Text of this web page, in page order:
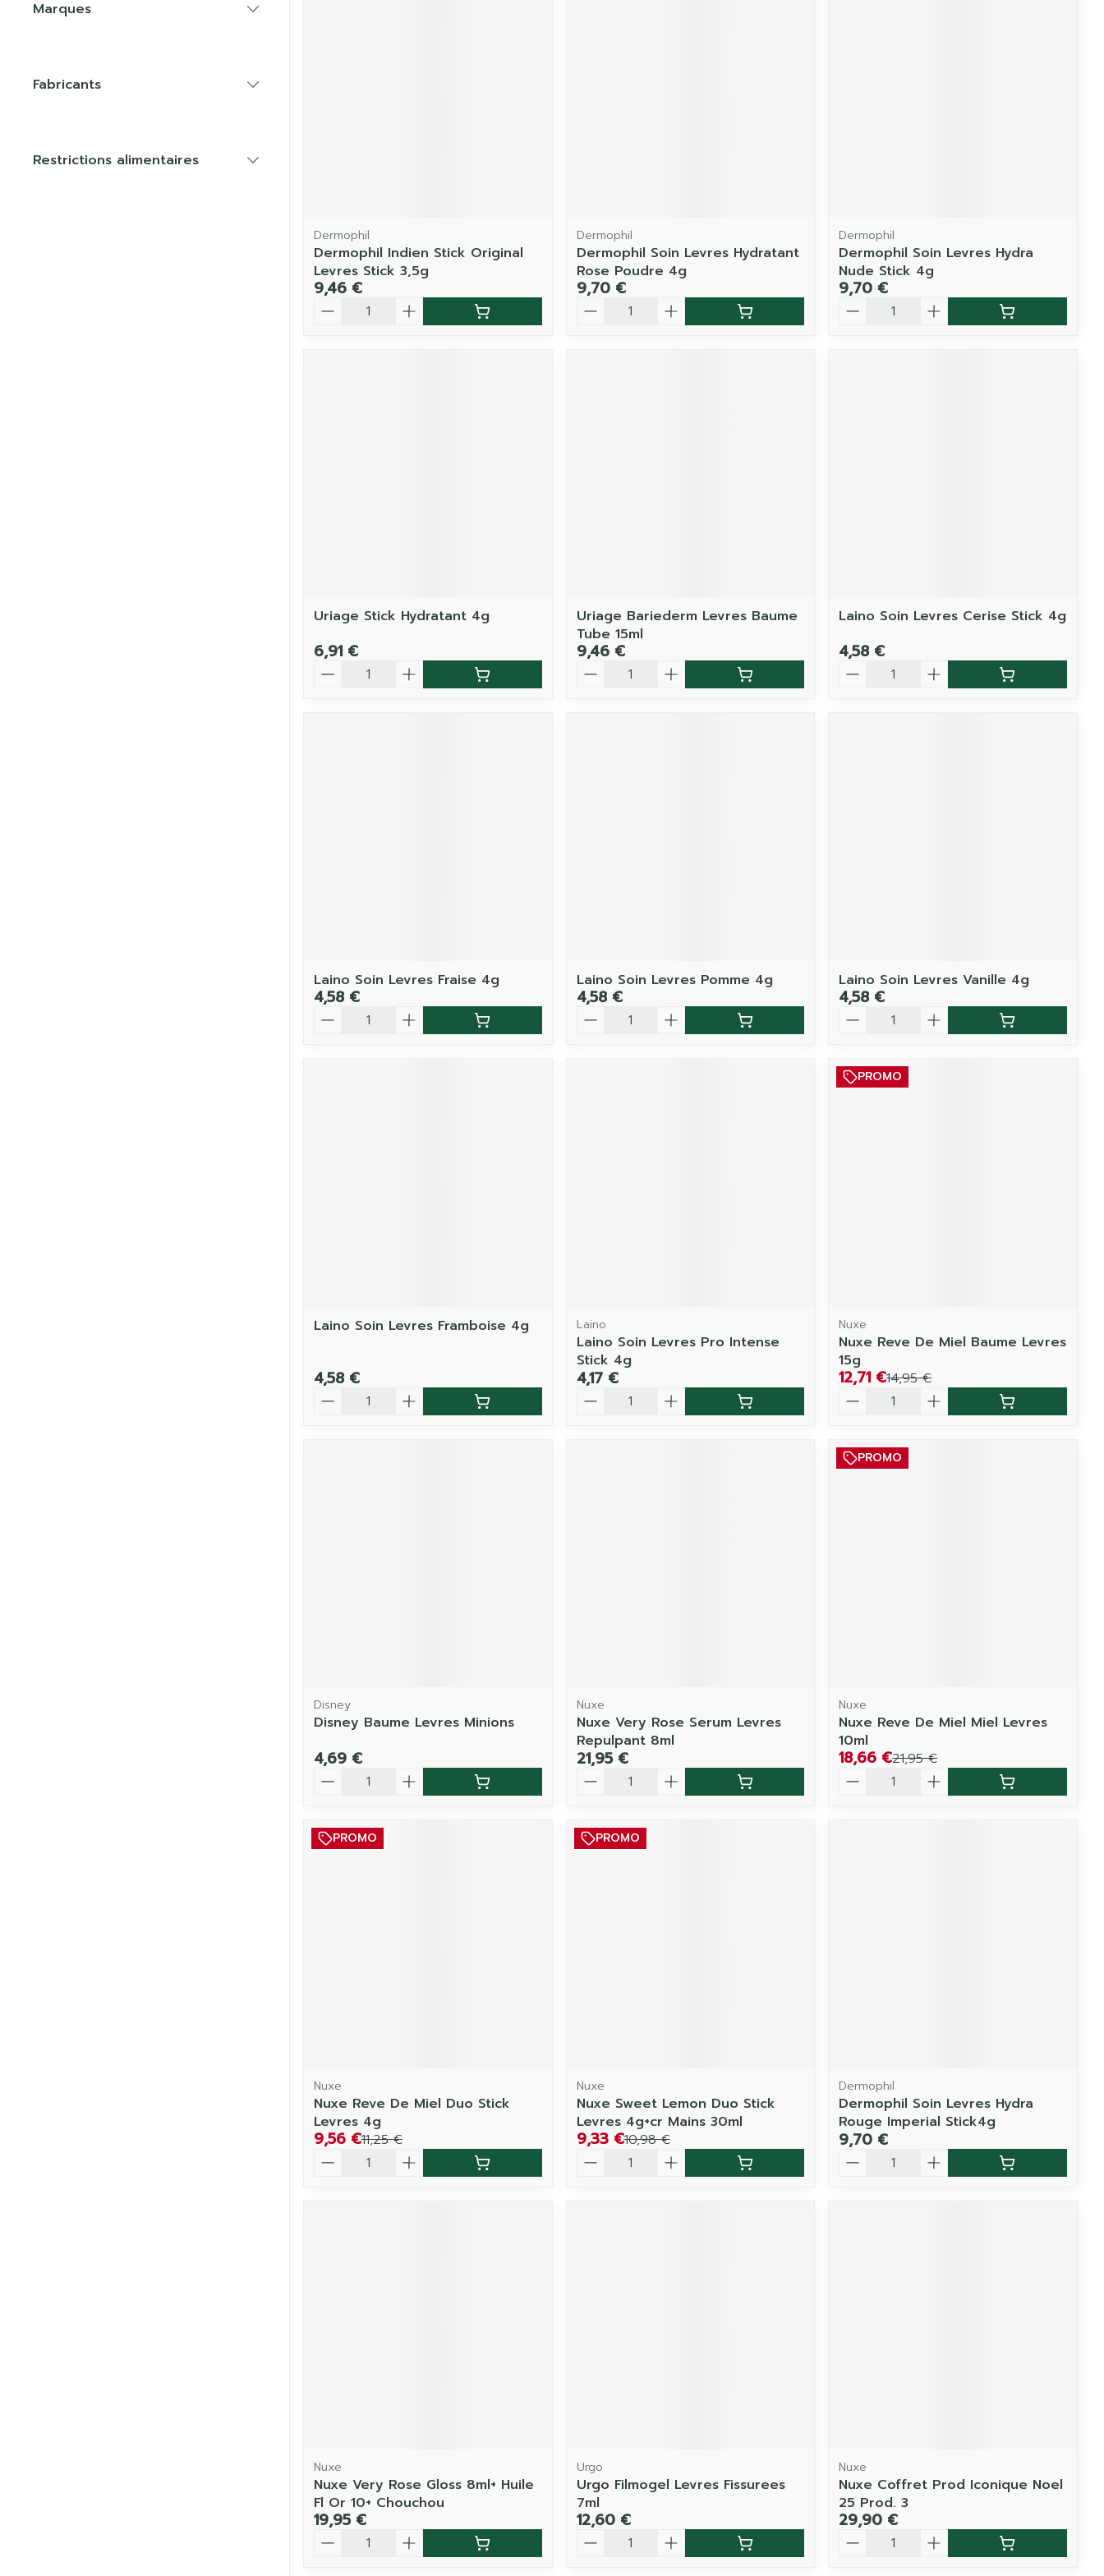
Marques
Fabricants
Restrictions alimentaires
Dermophil
Dermophil Indien Stick Original
Levres Stick 3,5g
9,46 €
Quantité
Dermophil
Dermophil Soin Levres Hydratant
Rose Poudre 4g
9,70 €
Quantité
Dermophil
Dermophil Soin Levres Hydra
Nude Stick 4g
9,70 €
Quantité
Uriage Stick Hydratant 4g
6,91 €
Quantité
Uriage Bariederm Levres Baume
Tube 15ml
9,46 €
Quantité
Laino Soin Levres Cerise Stick 4g
4,58 €
Quantité
Laino Soin Levres Fraise 4g
4,58 €
Quantité
Laino Soin Levres Pomme 4g
4,58 €
Quantité
Laino Soin Levres Vanille 4g
4,58 €
Quantité
Laino Soin Levres Framboise 4g
4,58 €
Quantité
Laino
Laino Soin Levres Pro Intense
Stick 4g
4,17 €
Quantité
PROMO
Nuxe
Nuxe Reve De Miel Baume Levres
15g
14,95 €
12,71 €
Quantité
Disney
Disney Baume Levres Minions
4,69 €
Quantité
Nuxe
Nuxe Very Rose Serum Levres
Repulpant 8ml
21,95 €
Quantité
PROMO
Nuxe
Nuxe Reve De Miel Miel Levres
10ml
21,95 €
18,66 €
Quantité
PROMO
Nuxe
Nuxe Reve De Miel Duo Stick
Levres 4g
11,25 €
9,56 €
Quantité
PROMO
Nuxe
Nuxe Sweet Lemon Duo Stick
Levres 4g+cr Mains 30ml
10,98 €
9,33 €
Quantité
Dermophil
Dermophil Soin Levres Hydra
Rouge Imperial Stick4g
9,70 €
Quantité
Nuxe
Nuxe Very Rose Gloss 8ml+ Huile
Fl Or 10+ Chouchou
19,95 €
Quantité
Urgo
Urgo Filmogel Levres Fissurees
7ml
12,60 €
Quantité
Nuxe
Nuxe Coffret Prod Iconique Noel
25 Prod. 3
29,90 €
Quantité